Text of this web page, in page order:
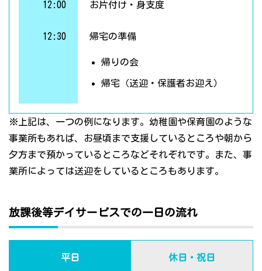
12:00 お片付け・身支度
12:30 帰宅の準備
帰りの会
帰宅（送迎・保護者お迎え）
※上記は、一つの例になります。幼稚園や保育園のような
事業所もあれば、お昼頃まで支援しているところや朝から
夕方まで預かっているところなどそれぞれです。また、事
業所によっては送迎をしているところもあります。
放課後等デイサービスでの一日の流れ
平日 休日・祝日